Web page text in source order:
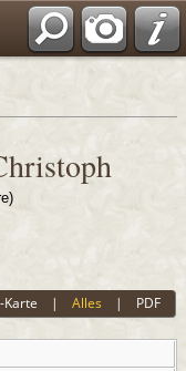
Karte |Alles | PDF